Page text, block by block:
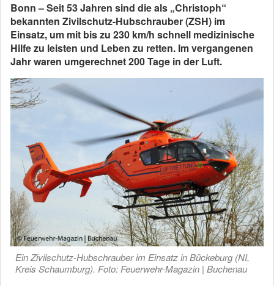
Bonn – Seit 53 Jahren sind die als „Christoph“
bekannten Zivilschutz-Hubschrauber (ZSH) im
Einsatz, um mit bis zu 230 km/h schnell medizinische
Hilfe zu leisten und Leben zu retten. Im vergangenen
Jahr waren umgerechnet 200 Tage in der Luft.
Ein Zivilschutz-Hubschrauber im Einsatz in Bückeburg (NI,
Kreis Schaumburg). Foto: Feuerwehr-Magazin | Buchenau